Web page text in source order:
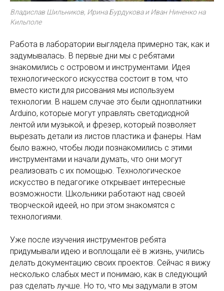
Владислав Шильников, Ирина Бурдукова и Иван Ниненко на
Кильполе
Работа в лаборатории выглядела примерно так, как и
задумывалась. В первые дни мы с ребятами
знакомились с островом и инструментами. Идея
технологического искусства состоит в том, что
вместо кисти для рисования мы используем
технологии. В нашем случае это были одноплатники
Arduino, которые могут управлять светодиодной
лентой или музыкой, и фрезер, который позволяет
вырезать детали из листов пластика и фанеры. Нам
было важно, чтобы люди познакомились с этими
инструментами и начали думать, что они могут
реализовать с их помощью. Технологическое
искусство в педагогике открывает интересные
возможности. Школьники работают над своей
творческой идеей, но при этом знакомятся с
технологиями.
Уже после изучения инструментов ребята
придумывали идею и воплощали её в жизнь, учились
делать документацию своих проектов. Сейчас я вижу
несколько слабых мест и понимаю, как в следующий
раз сделать лучше. Но то, что мы задумали в этом